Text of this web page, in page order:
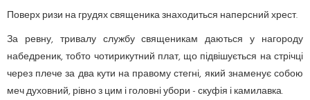
Поверх ризи на грудях священика знаходиться наперсний хрест.
За ревну, тривалу службу священикам даються у нагороду
набедреник, тобто чотирикутний плат, що підвішується на стрічці
через плече за два кути на правому стегні, який знаменує собою
меч духовний, рівно з цим і головні убори - скуфія і камилавка.